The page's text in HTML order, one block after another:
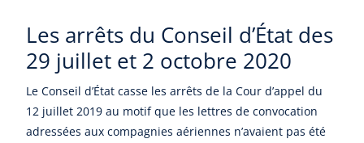
Les arrêts du Conseil d’État des
29 juillet et 2 octobre 2020
Le Conseil d’État casse les arrêts de la Cour d’appel du
12 juillet 2019 au motif que les lettres de convocation
adressées aux compagnies aériennes n’avaient pas été